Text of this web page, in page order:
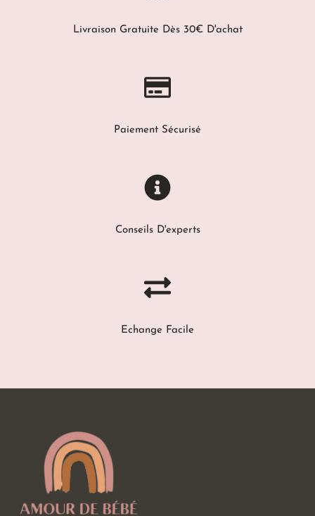
Livraison Gratuite Dès 30€ D'achat
Paiement Sécurisé
Conseils D'experts
Echange Facile